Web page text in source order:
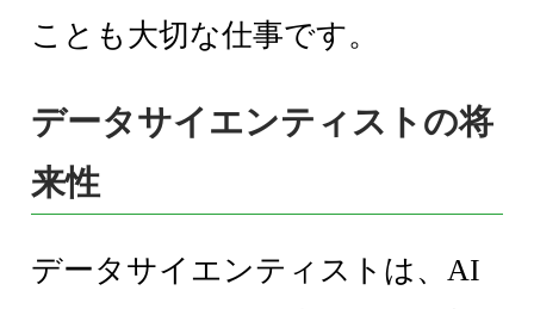
ことも大切な仕事です。
データサイエンティストの将
来性
データサイエンティストは、AI